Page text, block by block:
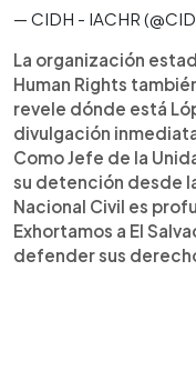
— CIDH - IACHR
La organización
Human Rights
revele dónde está
divulgación
Como Jefe de la
su detención desde
Nacional Civil es
Exhortamos a El
defender sus